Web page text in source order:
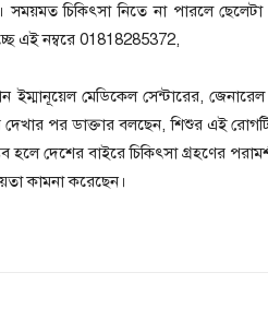
চিকিৎসা নিতে না পারলে ছেলেটা
এই নম্বরে 01818285372,
ইম্মানূয়েল মেডিকেল সেন্টারের, জেনারেল
দেখার পর ডাক্তার বলছেন, শিশুর এই
হলে দেশের বাইরে চিকিৎসা গ্রহণের
কামনা করেছেন।